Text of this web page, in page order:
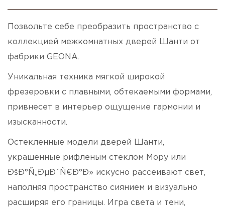
Позвольте себе преобразить пространство с
коллекцией межкомнатных дверей Шанти от
фабрики GEONA.
Уникальная техника мягкой широкой
фрезеровки с плавными, обтекаемыми формами,
привнесет в интерьер ощущение гармонии и
изысканности.
Остекленные модели дверей Шанти,
украшенные рифленым стеклом Мору или
ÐšÐ°Ñ„ÐµÐ´Ñ€Ð°Ð» искусно рассеивают свет,
наполняя пространство сиянием и визуально
расширяя его границы. Игра света и тени,